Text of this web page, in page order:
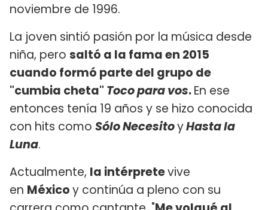
noviembre de 1996.
La joven sintió pasión por la música desde
niña, pero saltó a la fama en 2015
cuando formó parte del grupo de
"cumbia cheta" Toco para vos.En ese
entonces tenía 19 años y se hizo conocida
con hits como Sólo NecesitoyHasta la
Luna.
Actualmente, la intérpretevive
en Méxicoy continúa a pleno con su